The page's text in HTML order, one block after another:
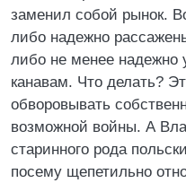
заменил собой рынок.
либо надежно
либо не менее надежно
канавам. Что делать?
обворовывать
возможной войны. А
старинного рода
посему щепетильно